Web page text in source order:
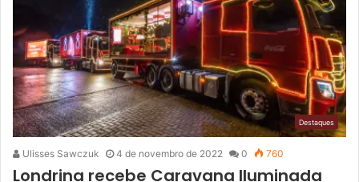
Destaques
Ulisses Sawczuk 4 de novembro de 2022 0 760
Londrina recebe Caravana Iluminada